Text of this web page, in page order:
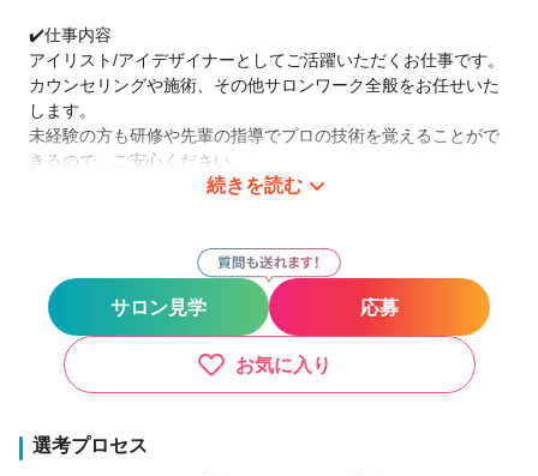
✔️仕事内容
アイリスト/アイデザイナーとしてご活躍いただくお仕事です。
カウンセリングや施術、その他サロンワーク全般をお任せいた
します。
未経験の方も研修や先輩の指導でプロの技術を覚えることがで
きるので、ご安心ください。
社保完備なので、フルタイムパートでしっかり働きたい方にも
✔️全くの未経験者の方も大歓迎！
入社後はBlanc独自の育成カリキュラムに基づき、集合OFFJT
研修もサロンOJT研修がありますので、どんな方でも高いスキ
ルを持ったアイリストに成長できます！
✔️女性が長く活躍できる会社
も言える結婚・出産等への理解度が高い会社です。
続きを読む
サロン見学 応募
お気に入り
選考プロセス